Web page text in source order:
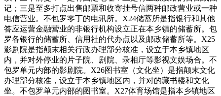
记；三是至多打点出售邮票和收寄挂号信两种邮政营业或一种
电信营业。不包罗零丁的电讯所。X24储蓄所是指银行和其他
答应运营金融营业的非银行机构设立正在本乡镇的储蓄所。包
罗各银行的储蓄所、信用社的代办点以及邮政储蓄所等。X25
影剧院是指颠末相关行政办理部分核准，设立于本乡镇地区
内，并对外停业的片子院、剧院、录相厅等影视文娱场合。不
包罗单元内部的影剧院。X26图书室（文化坐）是指颠末文化
办理部分核准，设立于本乡镇地区内，并对的藏书楼和文化
坐。不包罗单元内部的图书室。X27体育场馆是指本乡镇地区